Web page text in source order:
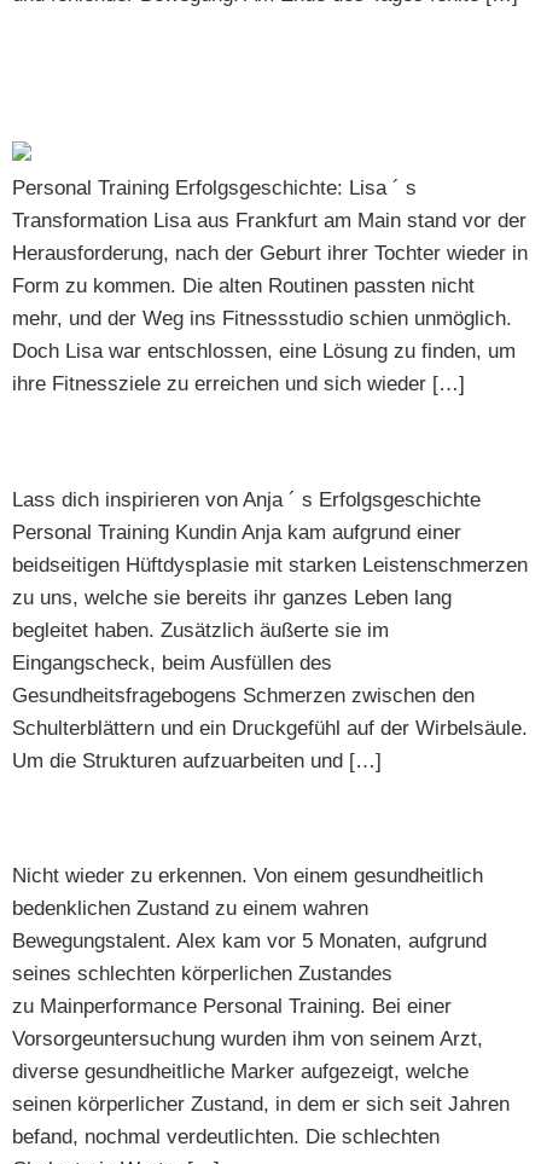
Personal Training Erfolgsgeschichte: Lisa ´ s
Transformation Lisa aus Frankfurt am Main stand vor der
Herausforderung, nach der Geburt ihrer Tochter wieder in
Form zu kommen. Die alten Routinen passten nicht
mehr, und der Weg ins Fitnessstudio schien unmöglich.
Doch Lisa war entschlossen, eine Lösung zu finden, um
ihre Fitnessziele zu erreichen und sich wieder […]
Lass dich inspirieren von Anja ´ s Erfolgsgeschichte
Personal Training Kundin Anja kam aufgrund einer
beidseitigen Hüftdysplasie mit starken Leistenschmerzen
zu uns, welche sie bereits ihr ganzes Leben lang
begleitet haben. Zusätzlich äußerte sie im
Eingangscheck, beim Ausfüllen des
Gesundheitsfragebogens Schmerzen zwischen den
Schulterblättern und ein Druckgefühl auf der Wirbelsäule.
Um die Strukturen aufzuarbeiten und […]
Nicht wieder zu erkennen. Von einem gesundheitlich
bedenklichen Zustand zu einem wahren
Bewegungstalent. Alex kam vor 5 Monaten, aufgrund
seines schlechten körperlichen Zustandes
zu Mainperformance Personal Training. Bei einer
Vorsorgeuntersuchung wurden ihm von seinem Arzt,
diverse gesundheitliche Marker aufgezeigt, welche
seinen körperlicher Zustand, in dem er sich seit Jahren
befand, nochmal verdeutlichten. Die schlechten